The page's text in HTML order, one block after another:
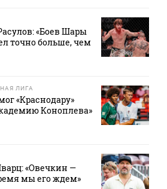
«Боев Шары
точно больше, чем
ЛИГА
«Краснодару»
Коноплева»
«Овечкин —
мы его ждем»